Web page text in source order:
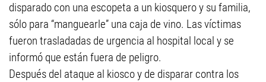
disparado con una escopeta a un kiosquero y su familia,
sólo para “manguearle” una caja de vino. Las víctimas
fueron trasladadas de urgencia al hospital local y se
informó que están fuera de peligro.
Después del ataque al kiosco y de disparar contra los